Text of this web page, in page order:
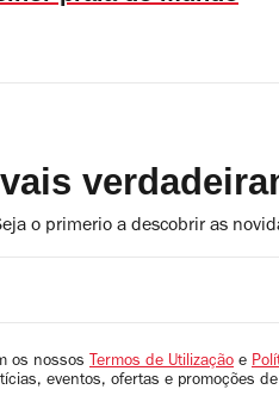
o primerio a descobrir as
os nossos Termos de Utilização e
eventos, ofertas e promoções